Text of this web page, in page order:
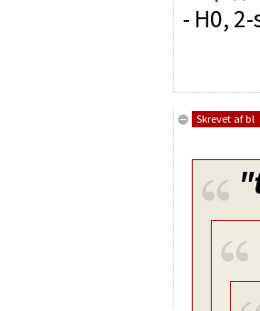
- H0,
Skrevet afbl